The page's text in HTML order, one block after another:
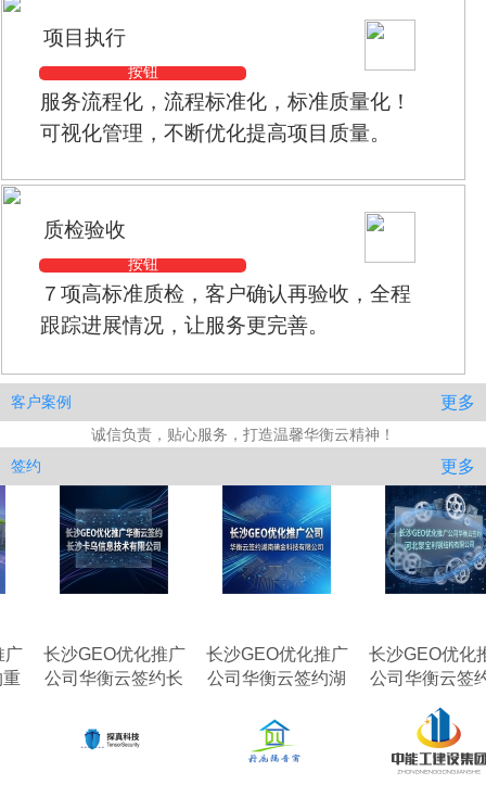
推广公司、长沙网络推广外包、长沙网络推广
公司 、长沙网络推广，获得客户一致好评
服务流程化，流程标准化，标准质量化！
可视化管理，不断优化提高项目质量。
按钮
项目执行
７项高标准质检，客户确认再验收，全程
跟踪进展情况，让服务更完善。
按钮
质检验收
客户案例 更多
诚信负责，贴心服务，打造温馨华衡云精神！
签约 更多
GEO优化推广
华衡云签约长
长沙GEO优化推广
公司华衡云签约湖
长沙GEO优化推广
公司华衡云签约河
长
公